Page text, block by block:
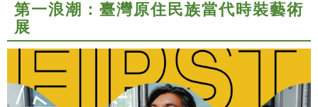
第一浪潮：臺灣原住民族當代時裝藝術
展